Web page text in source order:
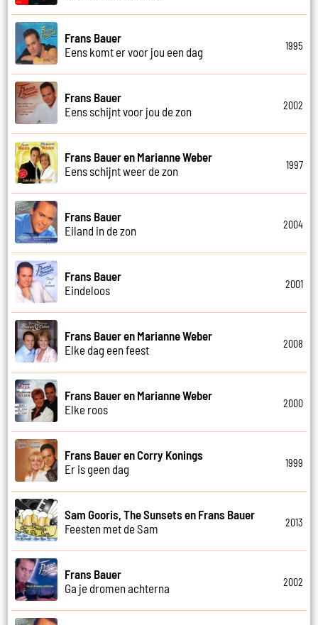
Frans Bauer
Eens komt er voor jou een dag
1995
Frans Bauer
Eens schijnt voor jou de zon
2002
Frans Bauer en Marianne Weber
Eens schijnt weer de zon
1997
Frans Bauer
Eiland in de zon
2004
Frans Bauer
Eindeloos
2001
Frans Bauer en Marianne Weber
Elke dag een feest
2008
Frans Bauer en Marianne Weber
Elke roos
2000
Frans Bauer en Corry Konings
Er is geen dag
1999
Sam Gooris, The Sunsets en Frans Bauer
Feesten met de Sam
2013
Frans Bauer
Ga je dromen achterna
2002